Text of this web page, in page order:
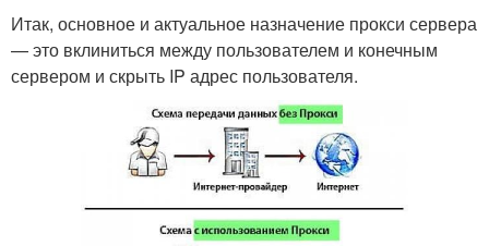
Итак, основное и актуальное назначение прокси сервера
— это вклиниться между пользователем и конечным
сервером и скрыть IP адрес пользователя.